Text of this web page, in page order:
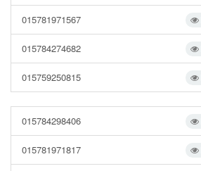
015781971567
015784274682
015759250815
015784298406
015781971817